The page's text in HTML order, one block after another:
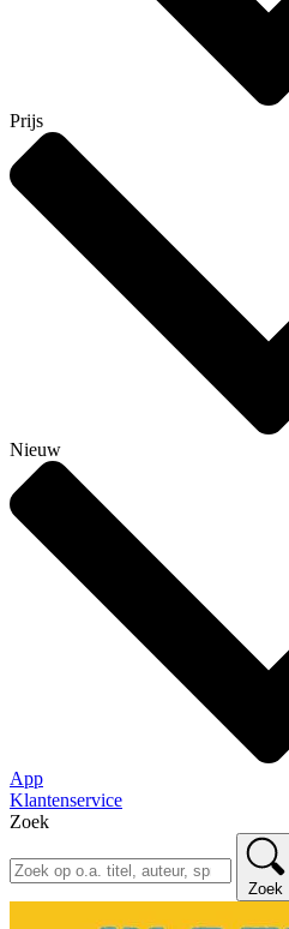
Prijs
Nieuw
App
Klantenservice
Zoek
Zoek